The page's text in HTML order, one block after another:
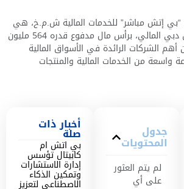
جدول
المحتويات
لم يتم العثور
على أي
أخبار ذات
صلة
بي اتش ام
كابيتال تؤسس
إدارة الاستشارات
وتمكين الذكاء
الاصطناعي لتعزيز
إتش مباشر” للخدمات المالية ش.م.خ، هي
شركة مدرجة في سوق دبي المالي، برأس مال مدفوع قدره 564 مليون
أهم الشركات الرائدة في الأسواق المالية
واسعة من الخدمات المالية والمنتجات